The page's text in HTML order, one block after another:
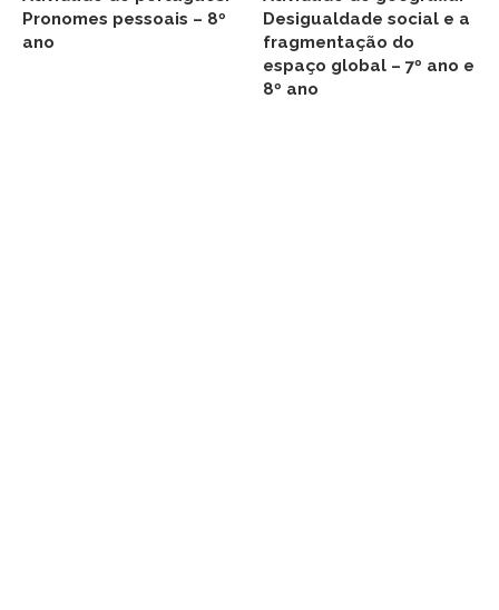
Pronomes pessoais – 8º
ano
Desigualdade social e a
fragmentação do
espaço global – 7º ano e
8º ano